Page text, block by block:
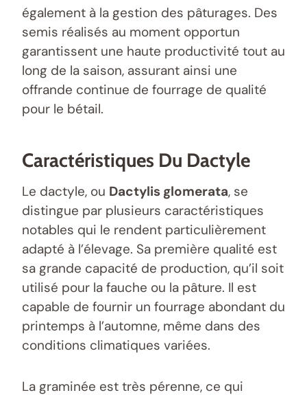
également à la gestion des pâturages. Des
semis réalisés au moment opportun
garantissent une haute productivité tout au
long de la saison, assurant ainsi une
offrande continue de fourrage de qualité
pour le bétail.
Caractéristiques Du Dactyle
Le dactyle, ou Dactylis glomerata, se
distingue par plusieurs caractéristiques
notables qui le rendent particulièrement
adapté à l’élevage. Sa première qualité est
sa grande capacité de production, qu’il soit
utilisé pour la fauche ou la pâture. Il est
capable de fournir un fourrage abondant du
printemps à l’automne, même dans des
conditions climatiques variées.
La graminée est très pérenne, ce qui